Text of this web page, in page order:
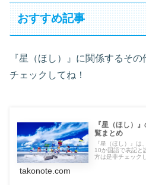
おすすめ記事
『星（ほし）』に関係するその
チェックしてね！
『星（ほし）
覧まとめ
『星（ほし）』は
10か国語で表記と
方は是非チェック
takonote.com